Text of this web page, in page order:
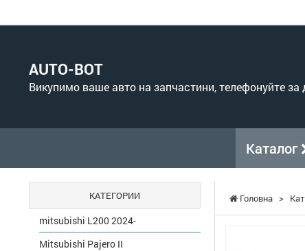
AUTO-BOT
Викупимо ваше авто на запчастини, телефонуйте
Каталог
Головна >
КАТЕГОРИИ
mitsubishi L200 2024-
Mitsubishi Pajero II